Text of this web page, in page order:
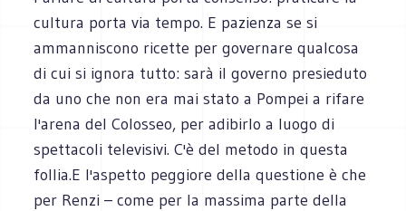
cultura porta via tempo. E pazienza se si
ammanniscono ricette per governare qualcosa
di cui si ignora tutto: sarà il governo presieduto
da uno che non era mai stato a Pompei a rifare
l'arena del Colosseo, per adibirlo a luogo di
spettacoli televisivi. C'è del metodo in questa
follia.E l'aspetto peggiore della questione è che
per Renzi – come per la massima parte della